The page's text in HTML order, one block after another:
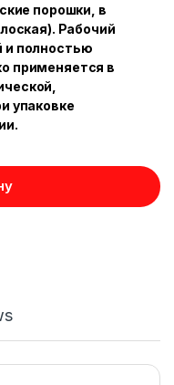
порошки, в
Рабочий
и полностью
применяется в
упаковке